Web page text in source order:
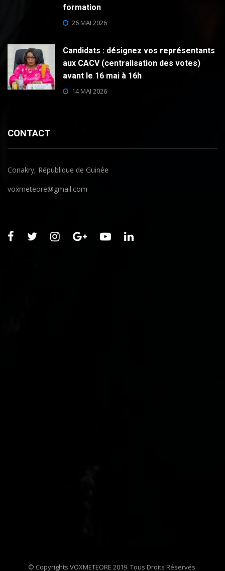
formation
26 MAI 2026
Candidats : désignez vos représentants
aux CACV (centralisation des votes)
avant le 16 mai à 16h
14 MAI 2026
CONTACT
Conakry, République de Guinée
voxmeteore@gmail.com
© Copyrights VOXMETEORE 2019. Tous Droits Réservés.